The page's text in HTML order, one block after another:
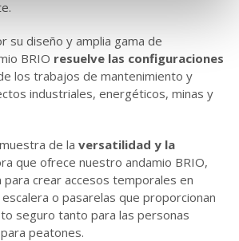
su diseño y amplia gama de
BRIO resuelve las configuraciones
los trabajos de mantenimiento y
industriales, energéticos, minas y
de la versatilidad y la
que ofrece nuestro andamio BRIO,
para crear accesos temporales en
o pasarelas que proporcionan
seguro tanto para las personas
peatones.